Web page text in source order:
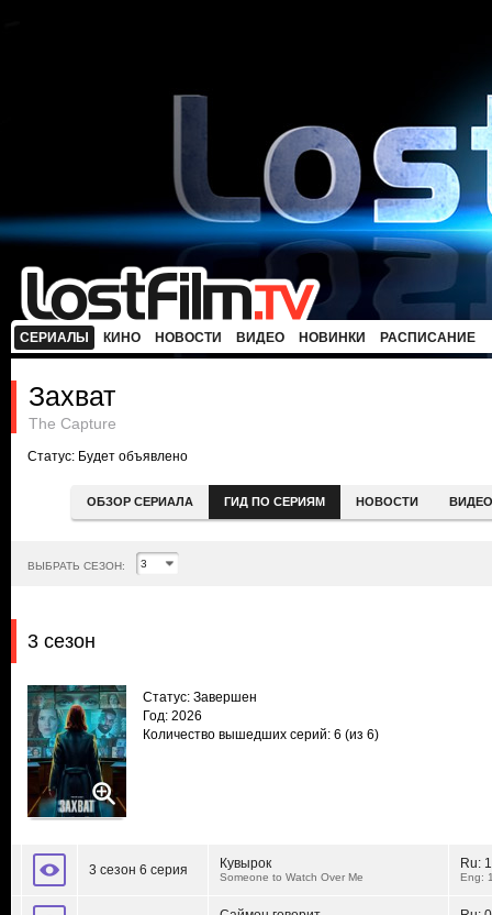
СЕРИАЛЫ КИНО НОВОСТИ ВИДЕО НОВИНКИ РАСПИСАНИЕ
Захват
The Capture
Статус: Будет объявлено
ОБЗОР СЕРИАЛА ГИД ПО СЕРИЯМ НОВОСТИ ВИДЕО
ВЫБРАТЬ СЕЗОН:
3 сезон
Статус: Завершен
Год: 2026
Количество вышедших серий: 6 (из 6)
3 сезон 6 серия Кувырок
Someone to Watch Over Me
Ru:
Eng: